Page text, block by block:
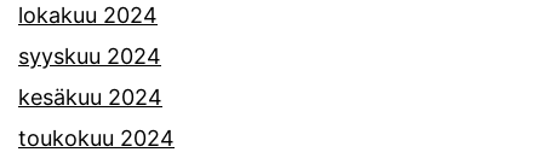
lokakuu 2024
syyskuu 2024
kesäkuu 2024
toukokuu 2024